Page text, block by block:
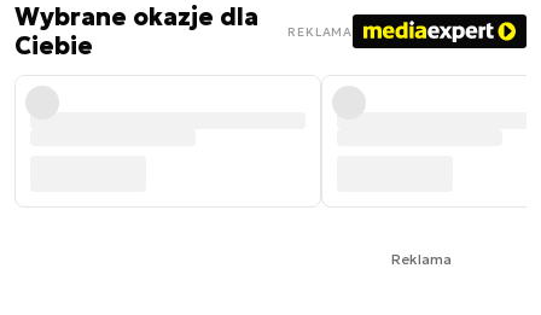
Wybrane okazje dla
Ciebie
REKLAMA
Reklama